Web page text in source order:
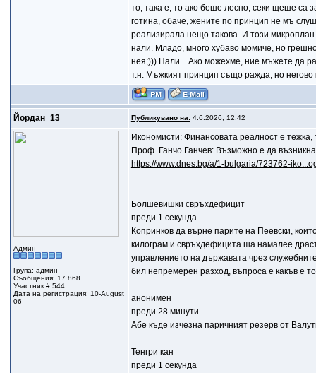
то, така е, то ако беше лесно, секи щеше са
готина, обаче, жените по принцип не мъ
реализирала нещо такова. И този микроплан
нали. Младо, много хубаво момиче, но
нея;))) Нали... Ако можехме, ние мъжете да
т.н. Мъжкият принцип също ражда, но
Йордан_13 Публикувано на:4.6.2026, 12:42
Админ
Група: админ
Съобщения: 17 868
Участник # 544
Дата на регистрация: 10-August
06
Икономисти: Финансовата реалност е тежка,
Проф. Ганчо Ганчев: Възможно е да
https://www.dnes.bg/a/1-bulgaria/723762-
Болшевишки свръхдефицит
преди 1 секунда
Копринков да върне парите на Пеевски,
килограм и свръхдефицита ша намалее
управлението на държавата чрез
бил непремерен разход, въпроса е какъв е
анонимен
преди 28 минути
Абе къде изчезна паричният резерв от
Тенгри кан
преди 1 секунда